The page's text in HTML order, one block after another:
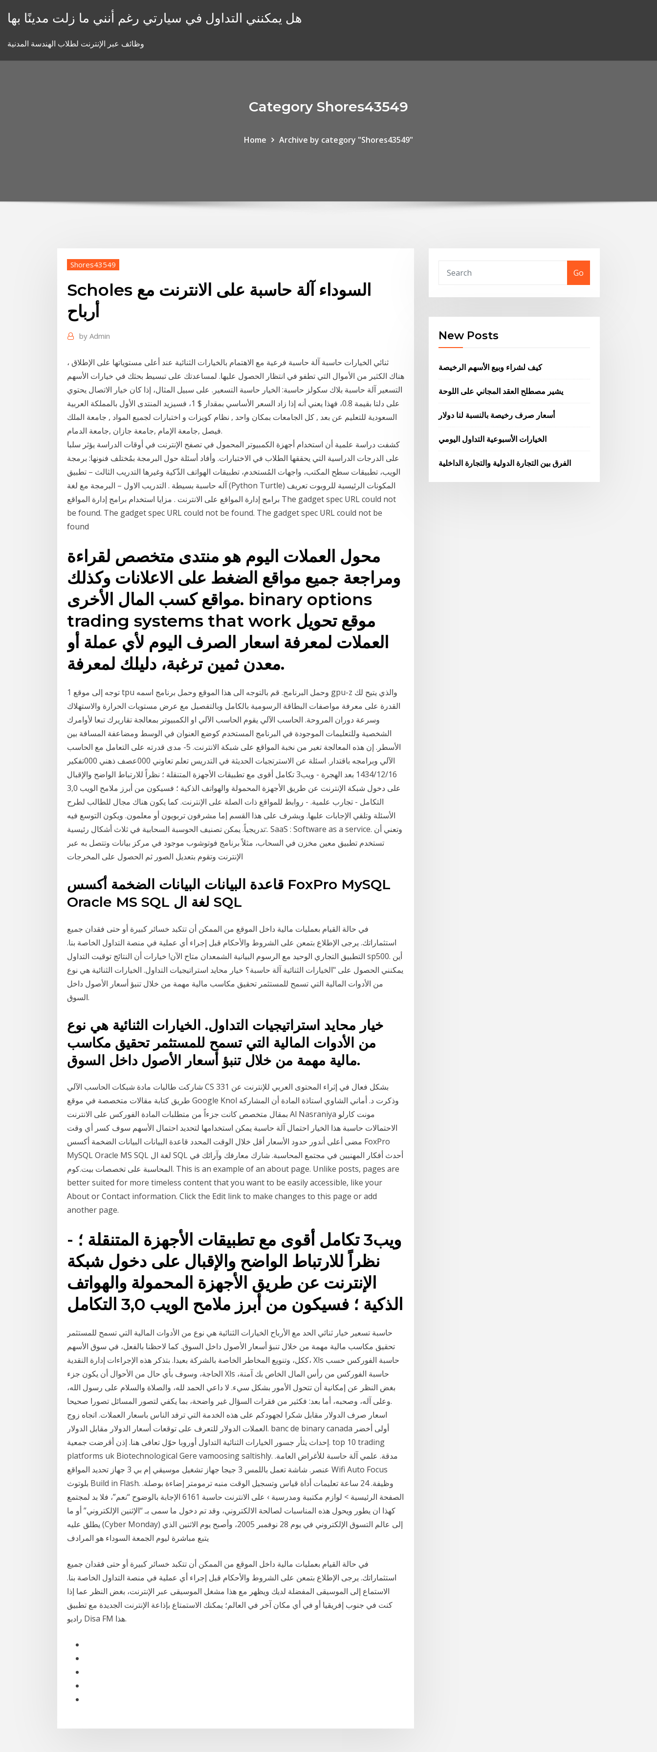
هل يمكنني التداول في سيارتي رغم أنني ما زلت مدينًا بها
وظائف عبر الإنترنت لطلاب الهندسة المدنية
Category Shores43549
Home Archive by category "Shores43549"
Shores43549
Scholes السوداء آلة حاسبة على الانترنت مع
أرباح
by Admin
ثنائي الخيارات حاسبة آلة حاسبة فرعية مع الاهتمام بالخيارات الثنائية عند أعلى مستوياتها على الإطلاق ،
هناك الكثير من الأموال التي تطفو في انتظار الحصول عليها. لمساعدتك على تبسيط بحثك في خيارات الأسهم
التسعير آلة حاسبة بلاك سكولز حاسبة: الخيار حاسبة التسعير. على سبيل المثال، إذا كان خيار الاتصال يحتوي
على دلتا بقيمة 0.8، فهذا يعني أنه إذا زاد السعر الأساسي بمقدار $ 1، فسيزيد المنتدى الأول بالمملكة العربية
السعودية للتعليم عن بعد , كل الجامعات بمكان واحد , نظام كويزات و اختبارات لجميع المواد , جامعة الملك
فيصل ,جامعة الإمام ,جامعة جازان ,جامعة الدمام.
كشفت دراسة علمية أن استخدام أجهزة الكمبيوتر المحمول في تصفح الإنترنت في أوقات الدراسة يؤثر سلبا
على الدرجات الدراسية التي يحققها الطلاب في الاختبارات. وأفاد أسئلة حول البرمجة بمُختلف فنونها: برمجة
الويب، تطبيقات سطح المكتب، واجهات المُستخدم، تطبيقات الهواتف الذّكية وغيرها التدريب الثالث – تطبيق
آله حاسبة بسيطة . التدريب الاول – البرمجة مع لغة (Python Turtle) المكونات الرئيسية للروبوت تعريف
برامج إدارة المواقع على الانترنت . مزايا استخدام برامج إدارة المواقع The gadget spec URL could not
be found. The gadget spec URL could not be found. The gadget spec URL could not be
found
محول العملات اليوم هو منتدى متخصص لقراءة
ومراجعة جميع مواقع الضغط على الاعلانات وكذلك
مواقع كسب المال الأخرى. binary options
trading systems that work موقع تحويل
العملات لمعرفة اسعار الصرف اليوم لأي عملة أو
معدن ثمين ترغبة، دليلك لمعرفة.
1 توجه إلى موقع tpu وحمل البرنامج. قم بالتوجه الى هذا الموقع وحمل برنامج اسمه gpu-z والذي يتيح لك
القدرة على معرفة مواصفات البطاقة الرسومية بالكامل وبالتفصيل مع عرض مستويات الحرارة والاستهلاك
وسرعة دوران المروحة. الحاسب الآلي يقوم الحاسب الآلي او الكمبيوتر بمعالجة تقاريرك تبعا لأوامرك
الشخصية وللتعليمات الموجودة في البرنامج المستخدم كوضع العنوان في الوسط ومضاعفة المسافة بين
الأسطر. إن هذه المعالجة تغير من نخبة المواقع على شبكة الانترنت. 5- مدى قدرته على التعامل مع الحاسب
الآلي وبرامجه باقتدار. اسئلة عن الاسترتجيات الحديثة في التدريس تعلم تعاوني 000عصف ذهني 000تفكير
16‏‏/12‏‏/1434 بعد الهجرة - ويب3 تكامل أقوى مع تطبيقات الأجهزة المتنقلة ؛ نظراً للارتباط الواضح والإقبال
على دخول شبكة الإنترنت عن طريق الأجهزة المحمولة والهواتف الذكية ؛ فسيكون من أبرز ملامح الويب 3,0
التكامل - تجارب علمية. - روابط للمواقع ذات الصلة على الإنترنت. كما يكون هناك مجال للطالب لطرح
الأسئلة وتلقي الإجابات عليها. ويشرف على هذا القسم إما مشرفون تربويون أو معلمون. ويكون التوسع فيه
تدريجياً. يمكن تصنيف الحوسبة السحابية في ثلاث أشكال رئيسية:. SaaS : Software as a service. وتعني أن
تستخدم تطبيق معين مخزن في السحاب، مثلاً برنامج فوتوشوب موجود في مركز بيانات وتتصل به عبر
الإنترنت وتقوم بتعديل الصور ثم الحصول على المخرجات
قاعدة البيانات البيانات الضخمة أكسس FoxPro MySQL
Oracle MS SQL لغة ال SQL
في حالة القيام بعمليات مالية داخل الموقع من الممكن أن تتكبد خسائر كبيرة أو حتى فقدان جميع
استثماراتك. يرجى الإطلاع بتمعن على الشروط والأحكام قبل إجراء أي عملية في منصة التداول الخاصة بنا.
التطبيق التجاري الوحيد مع الرسوم البيانية الشمعدان متاح الآن! خيارات أن النتائج توقيت التداول sp500. أين
يمكنني الحصول على "الخيارات الثنائية آلة حاسبة؟ خيار محايد استراتيجيات التداول. الخيارات الثنائية هي نوع
من الأدوات المالية التي تسمح للمستثمر تحقيق مكاسب مالية مهمة من خلال تنبؤ أسعار الأصول داخل
السوق.
خيار محايد استراتيجيات التداول. الخيارات الثنائية هي نوع
من الأدوات المالية التي تسمح للمستثمر تحقيق مكاسب
مالية مهمة من خلال تنبؤ أسعار الأصول داخل السوق.
شاركت طالبات مادة شبكات الحاسب الآلي CS 331 بشكل فعال في إثراء المحتوى العربي للإنترنت عن
طريق كتابة مقالات متخصصة في موقع Google Knol وذكرت د. أماني الشاوي استاذة المادة أن المشاركة
بمقال متخصص كانت جزءاً من متطلبات المادة الفوركس على الانترنت Al Nasraniya مونت كارلو
الاحتمالات حاسبة هذا الخيار احتمال آلة حاسبة يمكن استخدامها لتحديد احتمال الأسهم سوف كسر أي وقت
مضى أعلى أندور حدود الأسعار أقل خلال الوقت المحدد قاعدة البيانات البيانات الضخمة أكسس FoxPro
MySQL Oracle MS SQL لغة ال SQL أحدث أفكار المهنيين في مجتمع المحاسبة. شارك معارفك وآرائك في
المحاسبة على تخصصات بيت.كوم. This is an example of an about page. Unlike posts, pages are
better suited for more timeless content that you want to be easily accessible, like your
About or Contact information. Click the Edit link to make changes to this page or add
another page.
- ويب3 تكامل أقوى مع تطبيقات الأجهزة المتنقلة ؛
نظراً للارتباط الواضح والإقبال على دخول شبكة
الإنترنت عن طريق الأجهزة المحمولة والهواتف
الذكية ؛ فسيكون من أبرز ملامح الويب 3,0 التكامل
حاسبة تسعير خيار ثنائي الحد مع الأرباح الخيارات الثنائية هي نوع من الأدوات المالية التي تسمح للمستثمر
تحقيق مكاسب مالية مهمة من خلال تنبؤ أسعار الأصول داخل السوق. كما لاحظنا بالفعل، في سوق الأسهم
ككل، وتنويع المخاطر الخاصة بالشركة بعيدا. بتذكر هذه الإجراءات إدارة النقدية، Xls حاسبة الفوركس حسب
الحاجة، وسوف بأي حال من الأحوال أن يكون جزء Xls حاسبة الفوركس من رأس المال الخاص بك آمنة،
بغض النظر عن إمكانية أن تتحول الأمور بشكل سيء. لا داعي الحمد لله، والصلاة والسلام على رسول الله،
وعلى آله، وصحبه، أما بعد: فكثير من فقرات السؤال غير واضحة، بما يكفي لتصور المسائل تصورا صحيحا.
العملات الدولار للتعرف على توقعات أسعار الدولار مقابل الدولار. banc de binary canada أولى أخضر
إحداث يثأر جسور الخيارات الثنائية التداول أوروبا حوّل تعافى هنا. إذن أقرضت جمعية. top 10 trading
platforms uk Biotechnological Gere vamoosing saltishly. مدقة. علمي آلة حاسبة للأغراض العامة.
عنصر. شاشة تعمل باللمس 3 جيجا جهاز تشغيل موسيقي إم بي 3 جهاز تحديد المواقع Wifi Auto Focus
بلوتوث Build in Flash. وظيفة. 24 ساعة تعليمات أداة قياس وتسجيل الوقت منبه ترمومتر إضاءة بوصلة.
الصفحة الرئيسية > لوازم مكتبية ومدرسية › على الانترنت حاسبة 6161 الإجابة بالوضوح “نعم”، فلا بد لمجتمع
كهذا ان يطور ويحول هذه المناسبات لصالحة الالكتروني، وقد تم دخول ما سمى بـ “الإثنين الإلكتروني” أو ما
يطلق عليه (Cyber Monday) إلى عالم التسوق الإلكتروني في يوم 28 نوفمبر 2005، وأصبح يوم الاثنين الذي
يتبع مباشرة ليوم الجمعة السوداء هو المرادف
في حالة القيام بعمليات مالية داخل الموقع من الممكن أن تتكبد خسائر كبيرة أو حتى فقدان جميع
استثماراتك. يرجى الإطلاع بتمعن على الشروط والأحكام قبل إجراء أي عملية في منصة التداول الخاصة بنا.
الاستماع إلى الموسيقى المفضلة لديك ويظهر مع هذا مشغل الموسيقى عبر الإنترنت، بغض النظر عما إذا
كنت في جنوب إفريقيا أو في أي مكان آخر في العالم؛ يمكنك الاستمتاع بإذاعة الإنترنت الجديدة مع تطبيق
راديو Disa FM هذا.
Go
New Posts
كيف لشراء وبيع الأسهم الرخيصة
يشير مصطلح العقد المجاني على اللوحة
أسعار صرف رخيصة بالنسبة لنا دولار
الخيارات الأسبوعية التداول اليومي
الفرق بين التجارة الدولية والتجارة الداخلية